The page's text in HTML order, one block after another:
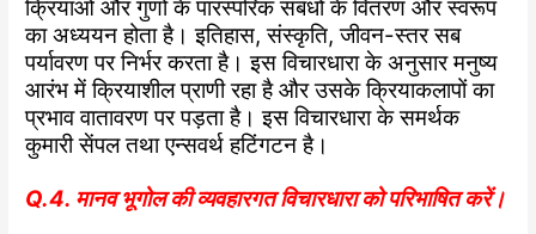
क्रियाओं और गुणों के पारस्परिक संबंधों के वितरण और स्वरूप
का अध्ययन होता है। इतिहास, संस्कृति, जीवन-स्तर सब
पर्यावरण पर निर्भर करता है। इस विचारधारा के अनुसार मनुष्य
आरंभ में क्रियाशील प्राणी रहा है और उसके क्रियाकलापों का
प्रभाव वातावरण पर पड़ता है। इस विचारधारा के समर्थक
कुमारी सेंपल तथा एन्सवर्थ हटिंगटन है।
Q.4. मानव भूगोल की व्यवहारगत विचारधारा को परिभाषित करें।